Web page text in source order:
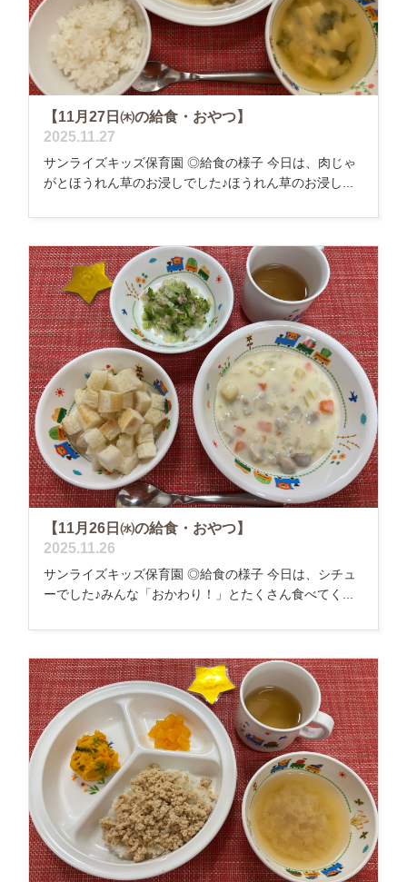
【11月27日㈭の給食・おやつ】
2025.11.27
サンライズキッズ保育園 ◎給食の様子 今日は、肉じゃ
がとほうれん草のお浸しでした♪ほうれん草のお浸し...
【11月26日㈬の給食・おやつ】
2025.11.26
サンライズキッズ保育園 ◎給食の様子 今日は、シチュ
ーでした♪みんな「おかわり！」とたくさん食べてく...